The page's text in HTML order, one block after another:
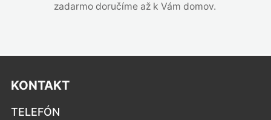
zadarmo doručíme až k Vám domov.
KONTAKT
TELEFÓN